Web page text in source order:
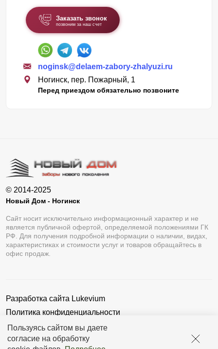
Пользуясь сайтом вы даете
согласие на обработку
Заказать звонок
позвоним за наш счет
noginsk@delaem-zabory-zhalyuzi.ru
Ногинск, пер. Пожарный, 1
Перед приездом обязательно позвоните
© 2014-2025
Новый Дом - Ногинск
Сайт носит исключительно информационный характер и не
является публичной офертой, определяемой положениями ГК
РФ. Для получения подробной информации о наличии, видах,
характеристиках и стоимости услуг и товаров обращайтесь в
офис продаж.
Разработка сайта Lukevium
Политика конфиденциальности
Пользовательское соглашение